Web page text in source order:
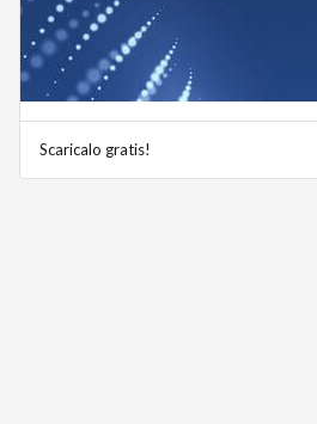
Scaricalo gratis!